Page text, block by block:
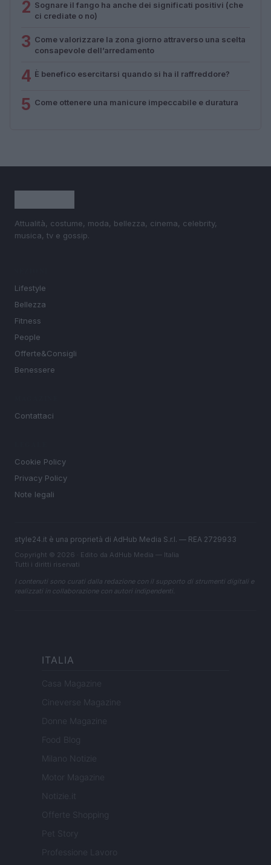
2 Sognare il fango ha anche dei significati positivi (che
ci crediate o no)
3 Come valorizzare la zona giorno attraverso una scelta
consapevole dell’arredamento
4 È benefico esercitarsi quando si ha il raffreddore?
5 Come ottenere una manicure impeccabile e duratura
Attualità, costume, moda, bellezza, cinema, celebrity,
musica, tv e gossip.
Lifestyle
Bellezza
Fitness
People
Offerte&Consigli
Benessere
Contattaci
Cookie Policy
Privacy Policy
Note legali
style24.it è una proprietà di AdHub Media S.r.l. — REA 2729933
Copyright © 2026 · Edito da AdHub Media — Italia
Tutti i diritti riservati
I contenuti sono curati dalla redazione con il supporto di strumenti digitali e
realizzati in collaborazione con autori indipendenti.
ITALIA
Casa Magazine
Cineverse Magazine
Donne Magazine
Food Blog
Milano Notizie
Motor Magazine
Notizie.it
Offerte Shopping
Pet Story
Professione Lavoro